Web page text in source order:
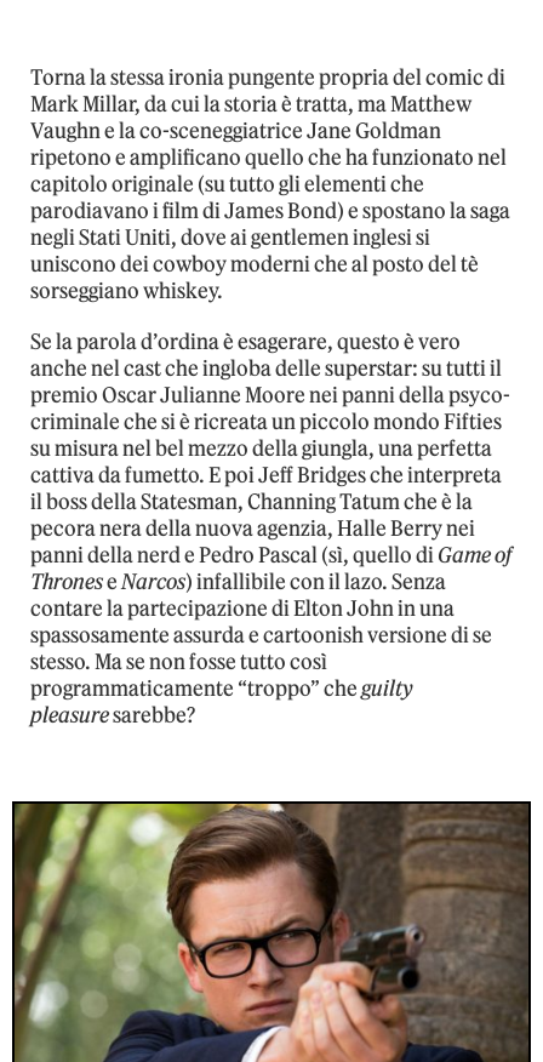
Torna la stessa ironia pungente propria del comic di
Mark Millar, da cui la storia è tratta, ma Matthew
Vaughn e la co-sceneggiatrice Jane Goldman
ripetono e amplificano quello che ha funzionato nel
capitolo originale (su tutto gli elementi che
parodiavano i film di James Bond) e spostano la saga
negli Stati Uniti, dove ai gentlemen inglesi si
uniscono dei cowboy moderni che al posto del tè
sorseggiano whiskey.
Se la parola d’ordina è esagerare, questo è vero
anche nel cast che ingloba delle superstar: su tutti il
premio Oscar Julianne Moore nei panni della psyco-
criminale che si è ricreata un piccolo mondo Fifties
su misura nel bel mezzo della giungla, una perfetta
cattiva da fumetto. E poi Jeff Bridges che interpreta
il boss della Statesman, Channing Tatum che è la
pecora nera della nuova agenzia, Halle Berry nei
panni della nerd e Pedro Pascal (sì, quello diGame of
ThroneseNarcos) infallibile con il lazo. Senza
contare la partecipazione di Elton John in una
spassosamente assurda e cartoonish versione di se
stesso. Ma se non fosse tutto così
programmaticamente “troppo” cheguilty
pleasuresarebbe?